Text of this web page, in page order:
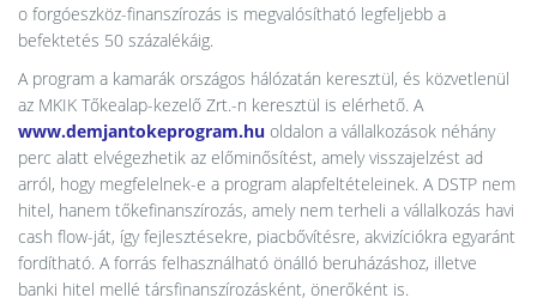
o forgóeszköz-finanszírozás is megvalósítható legfeljebb a
befektetés 50 százalékáig.
A program a kamarák országos hálózatán keresztül, és közvetlenül
az MKIK Tőkealap-kezelő Zrt.-n keresztül is elérhető. A
www.demjantokeprogram.hu oldalon a vállalkozások néhány
perc alatt elvégezhetik az előminősítést, amely visszajelzést ad
arról, hogy megfelelnek-e a program alapfeltételeinek. A DSTP nem
hitel, hanem tőkefinanszírozás, amely nem terheli a vállalkozás havi
cash flow-ját, így fejlesztésekre, piacbővítésre, akvizíciókra egyaránt
fordítható. A forrás felhasználható önálló beruházáshoz, illetve
banki hitel mellé társfinanszírozásként, önerőként is.